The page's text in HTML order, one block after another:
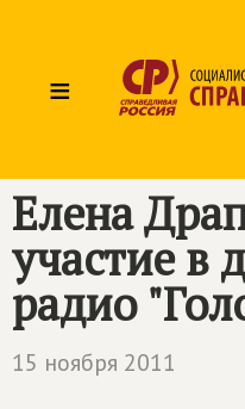
≡
Елена
участие в
радио
15 ноября 2011